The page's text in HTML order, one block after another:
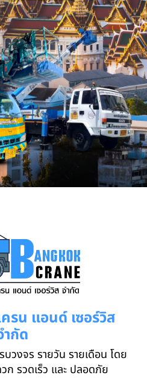
รน แอนด์ เซอร์วิส
ำกัด
บวงจร รายวัน รายเดือน โดย
ก รวดเร็ว และ ปลอดภัย